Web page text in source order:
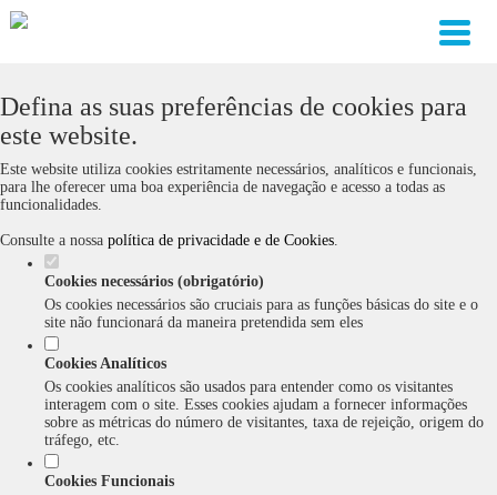
Defina as suas preferências de cookies para
este website.
Este website utiliza cookies estritamente necessários, analíticos e funcionais,
para lhe oferecer uma boa experiência de navegação e acesso a todas as
funcionalidades.
Consulte a nossa política de privacidade e de Cookies.
Cookies necessários (obrigatório)
Os cookies necessários são cruciais para as funções básicas do site e o
site não funcionará da maneira pretendida sem eles
Cookies Analíticos
Os cookies analíticos são usados para entender como os visitantes
interagem com o site. Esses cookies ajudam a fornecer informações
sobre as métricas do número de visitantes, taxa de rejeição, origem do
tráfego, etc.
Cookies Funcionais